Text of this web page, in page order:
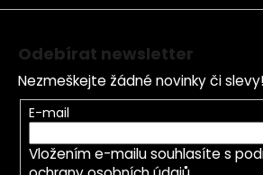
Odebírat newsletter
Nezmeškejte žádné novinky či slevy!
E-mail
Vložením e-mailu souhlasíte s